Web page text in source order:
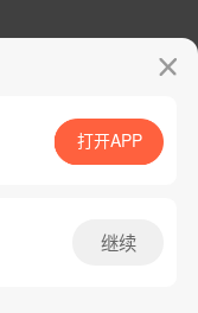
App免费看
打开APP
继续